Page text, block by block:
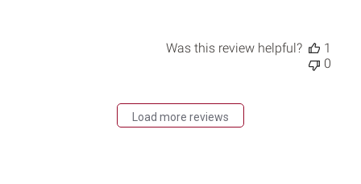
Was this review helpful?
1
0
Load more reviews